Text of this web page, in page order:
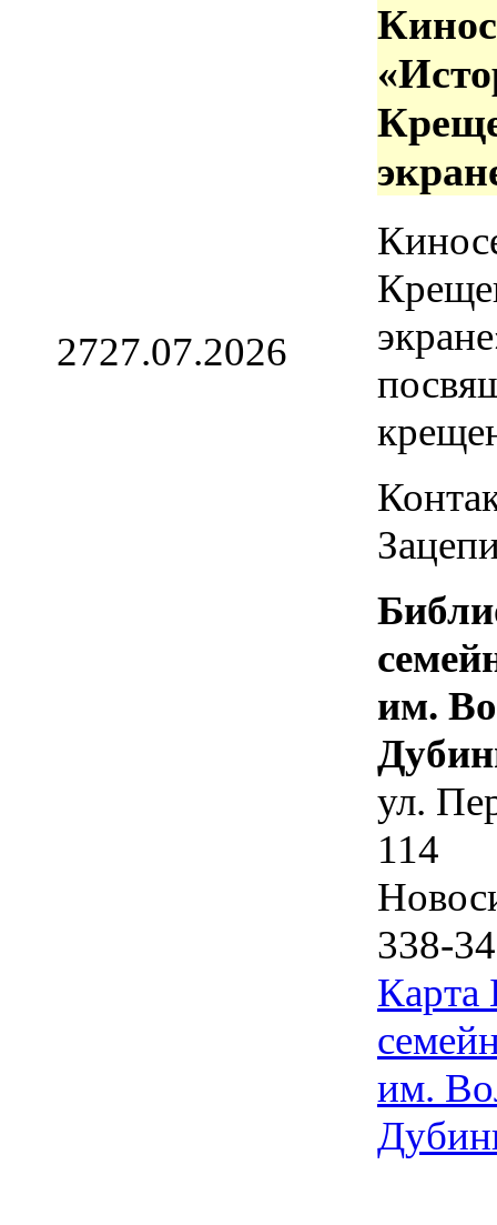
2727.07.2026
им.
ул.
114
338-
Карта
им.